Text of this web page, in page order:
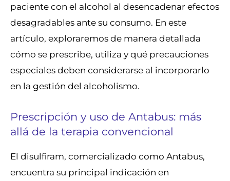
paciente con el alcohol al desencadenar efectos
desagradables ante su consumo. En este
artículo, exploraremos de manera detallada
cómo se prescribe, utiliza y qué precauciones
especiales deben considerarse al incorporarlo
en la gestión del alcoholismo.
Prescripción y uso de Antabus: más
allá de la terapia convencional
El disulfiram, comercializado como Antabus,
encuentra su principal indicación en